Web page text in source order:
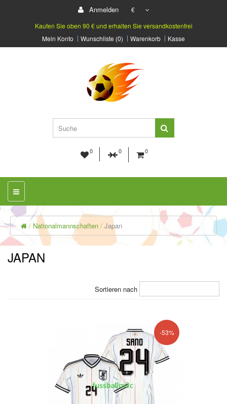
Anmelden
€
Kaufen Sie oben 90 € und erhalten Sie versandkostenfrei
Mein Konto
Wunschliste (0) Warenkorb Kasse
0 0 0
Nationalmannschaften Japan
JAPAN
Sortieren nach
-53%